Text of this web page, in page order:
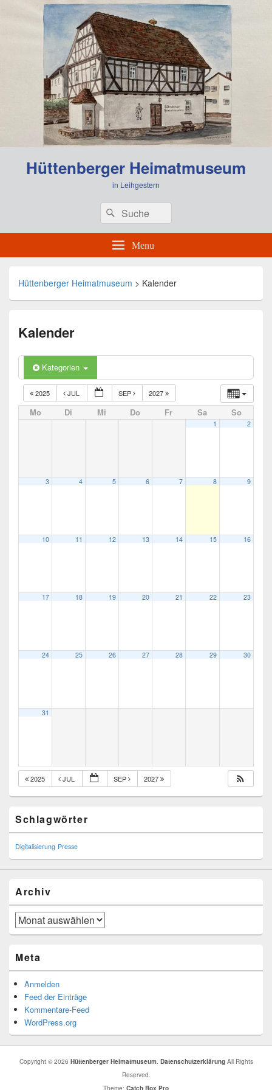
Hüttenberger Heimatmuseum
in Leihgestern
Search
for:
Search
Menu
Hüttenberger Heimatmuseum > Kalender
Kalender
Kategorien
2025 JUL SEP 2027
Mo Di Mi Do Fr Sa So
1 2
3 4 5 6 7 8 9
10 11 12 13 14 15 16
17 18 19 20 21 22 23
24 25 26 27 28 29 30
31
2025 JUL SEP 2027
Sidebar
Widget
Area
Schlagwörter
Digitalisierung Presse
Archiv
Archiv
Meta
Anmelden
Feed der Einträge
Kommentare-Feed
WordPress.org
Copyright © 2026 Hüttenberger Heimatmuseum. DatenschutzerklärungAll Rights
Reserved.
Theme: Catch Box Pro